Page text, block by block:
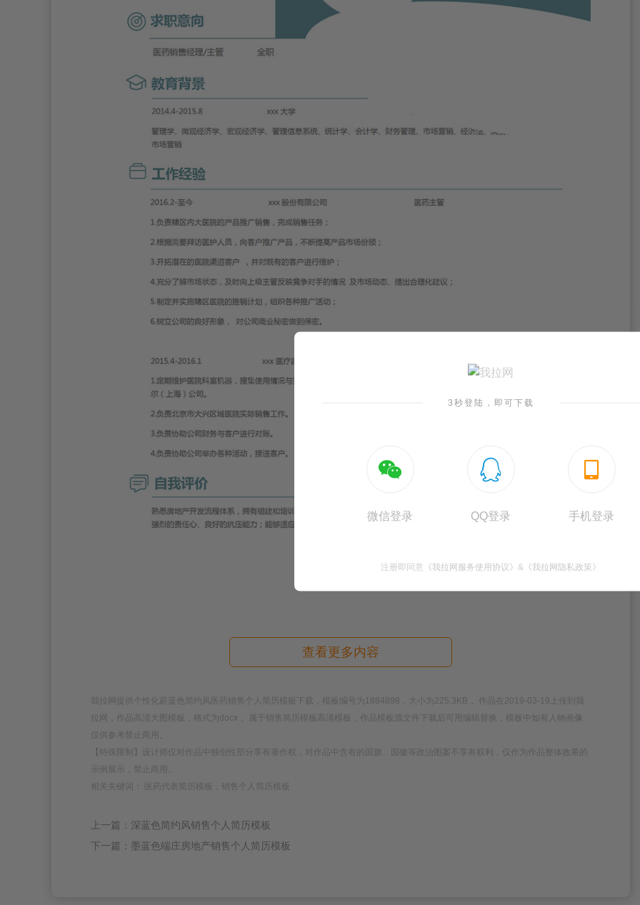
查看更多内容
我拉网提供个性化蔚蓝色简约风医药销售个人简历模板下载，模板编号为1884898，大小为225.3KB， 作品在2019-03-19上传到我
拉网，作品高清大图模板，格式为docx， 属于销售简历模板高清模板，作品模板源文件下载后可用编辑替换，模板中如有人物画像
仅供参考禁止商用。
【特殊限制】设计师仅对作品中独创性部分享有著作权，对作品中含有的国旗、国徽等政治图案不享有权利，仅作为作品整体效果的
示例展示，禁止商用。
相关关键词： 医药代表简历模板，销售个人简历模板
上一篇：深蓝色简约风销售个人简历模板
下一篇：墨蓝色端庄房地产销售个人简历模板
3秒登陆，即可下载

微信登录

QQ登录

手机登录
注册即同意 《我拉网服务使用协议》 & 《我拉网隐私政策》